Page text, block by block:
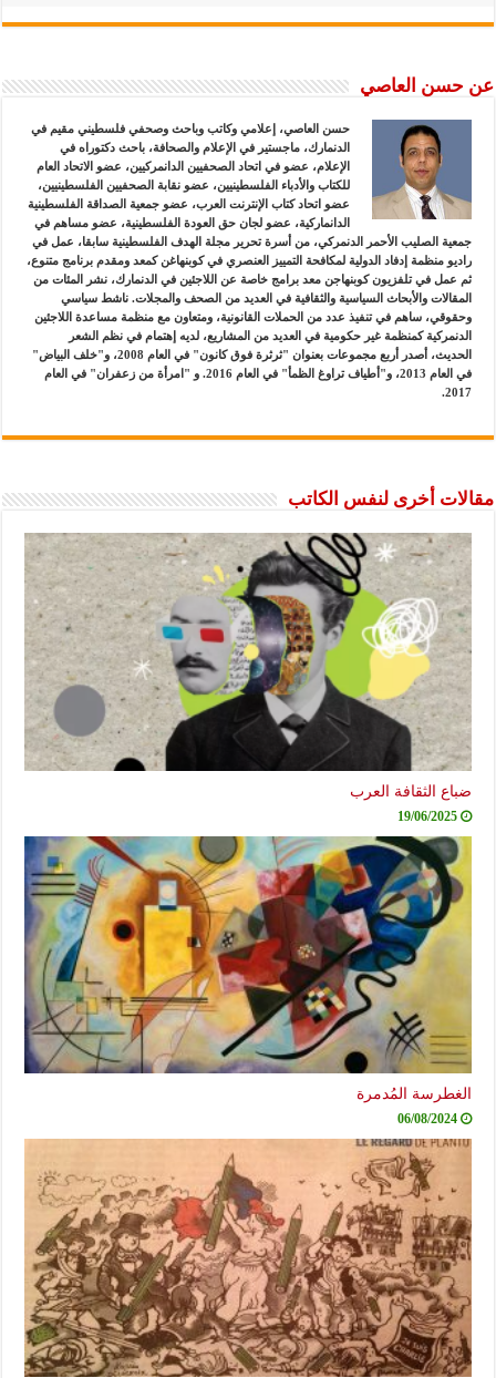
عن حسن العاصي
حسن العاصي، إعلامي وكاتب وباحث وصحفي فلسطيني مقيم في
الدنمارك، ماجستير في الإعلام والصحافة، باحث دكتوراه في
الإعلام، عضو في اتحاد الصحفيين الدانمركيين، عضو الاتحاد العام
للكتاب والأدباء الفلسطينيين، عضو نقابة الصحفيين الفلسطينيين،
عضو اتحاد كتاب الإنترنت العرب، عضو جمعية الصداقة الفلسطينية
الدانماركية، عضو لجان حق العودة الفلسطينية، عضو مساهم في
جمعية الصليب الأحمر الدنمركي، من أسرة تحرير مجلة الهدف الفلسطينية سابقا، عمل في
راديو منظمة إدفاد الدولية لمكافحة التمييز العنصري في كوبنهاغن كمعد ومقدم برنامج متنوع،
ثم عمل في تلفزيون كوبنهاجن معد برامج خاصة عن اللاجئين في الدنمارك، نشر المئات من
المقالات والأبحاث السياسية والثقافية في العديد من الصحف والمجلات. ناشط سياسي
وحقوقي، ساهم في تنفيذ عدد من الحملات القانونية، ومتعاون مع منظمة مساعدة اللاجئين
الدنمركية كمنظمة غير حكومية في العديد من المشاريع، لديه إهتمام في نظم الشعر
الحديث، أصدر أربع مجموعات بعنوان "ثرثرة فوق كانون" في العام 2008، و"خلف البياض"
في العام 2013، و"أطياف تراوغ الظمأ" في العام 2016. و "امرأة من زعفران" في العام
2017.
مقالات أخرى لنفس الكاتب
ضباع الثقافة العرب
19/06/2025
الغطرسة المُدمرة
06/08/2024